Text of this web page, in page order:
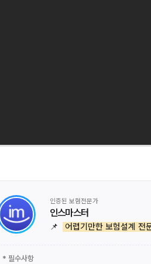
인증된 보험전문가
인스마스터
📌 어렵기만한 보험설계 전
* 필수사항